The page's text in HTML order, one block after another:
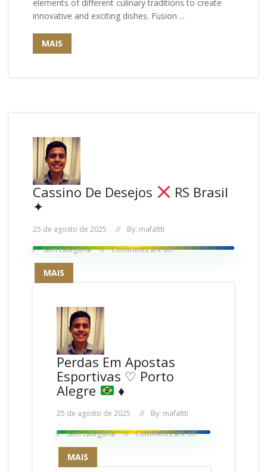
elements of different culinary traditions to create
innovative and exciting dishes. Fusion ...
MAIS
Cassino De Desejos
RS Brasil
✦
25 de agosto de 2025 By: mafaltti
Sem categoria
Comments are off
MAIS
Perdas Em Apostas
Esportivas ♡ Porto
Alegre
♦️
25 de agosto de 2025 By: mafaltti
Sem categoria
Comments are off
MAIS